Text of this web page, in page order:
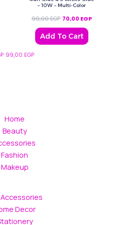
99,00 EGP
– 10W – Multi-Color
90,00EGP 70,00 EGP
Add To Cart
Home
Beauty
Fashion
Makeup
Decor